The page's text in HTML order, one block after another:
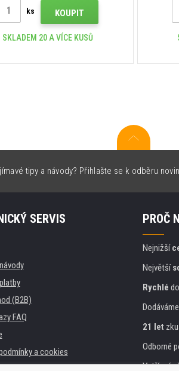
ks KOUPIT
SKLADEM 20 A VÍCE KUSŮ
tipy a návody? Přihlašte se k odběru
SERVIS
(B2B)
FAQ
a cookies
PROČ
Nejnižší
Největší
Rychlé
21 let
Odborné
Vstřícný